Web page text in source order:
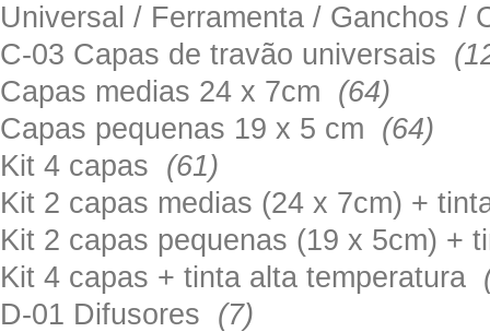
Universal / Ferramenta / Ganchos
C-03 Capas de travão universais
Capas medias 24 x 7cm (64)
Capas pequenas 19 x 5 cm (64)
Kit 4 capas (61)
Kit 2 capas medias (24 x 7cm) +
Kit 2 capas pequenas (19 x 5cm) +
Kit 4 capas + tinta alta temperatura
D-01 Difusores (7)